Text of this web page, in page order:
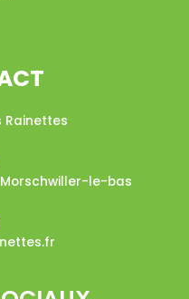
Rainettes
le-bas​